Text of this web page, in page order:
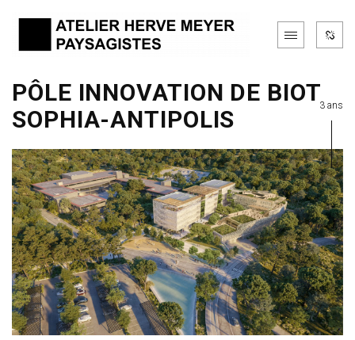
PÔLE INNOVATION DE BIOT
SOPHIA-ANTIPOLIS
3 ans